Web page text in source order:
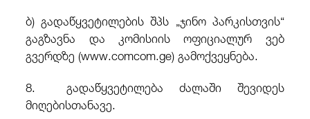
ბ) გადაწყვეტილების შპს „ჯინო პარკისთვის“
გაგზავნა და კომისიის ოფიციალურ ვებ
გვერდზე(www.comcom.ge) გამოქვეყნება.
8. გადაწყვეტილება ძალაში შევიდეს
მიღებისთანავე.